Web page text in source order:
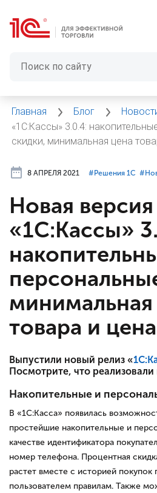
Главная Блог
«1С:Кассы» 3.0.4:
скидки, минимальная цена
8 АПРЕЛЯ 2021 #⁣Решения 1С
Новая версия
«1С:Кассы»
минимальная
товара и
Выпустили новый релиз «
Посмотрите, что реализовали
Накопительные и
В «1С:Касса» появилась
простейшие накопительные и
качестве идентификатора
номер телефона. Процентная
растет вместе с историей покупок
пользователем правилам. Также